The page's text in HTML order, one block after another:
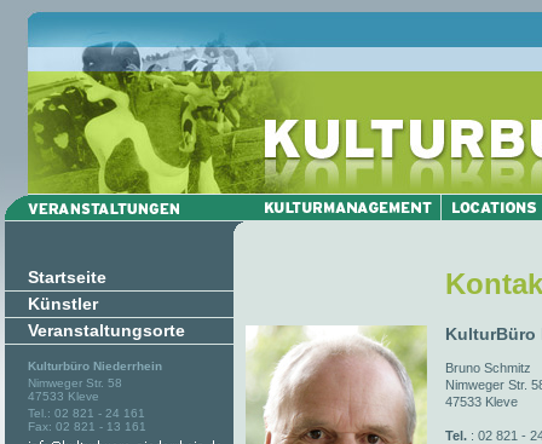
Startseite
Künstler
Veranstaltungsorte
Kulturbüro Niederrhein
Nimweger Str. 58
47533 Kleve
Tel.: 02 821 - 24 161
Fax: 02 821 - 13 161
KulturBüro
Bruno Schmitz
Nimweger Str.
47533 Kleve
Tel. : 02 821 -